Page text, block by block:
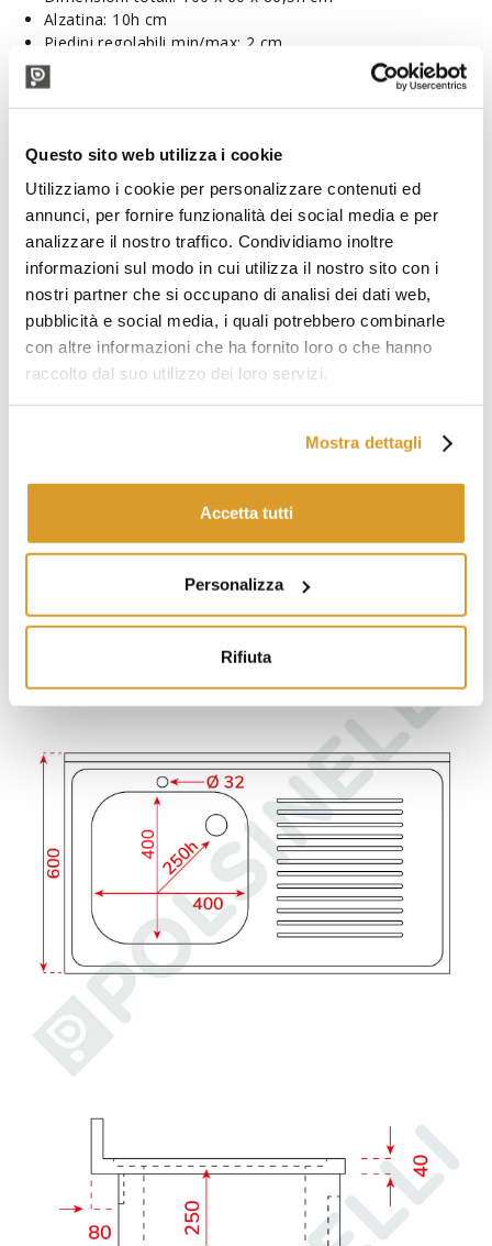
Questo sito web utilizza i cookie
Utilizziamo i cookie per personalizzare contenuti ed
annunci, per fornire funzionalità dei social media e per
analizzare il nostro traffico. Condividiamo inoltre
informazioni sul modo in cui utilizza il nostro sito con i
nostri partner che si occupano di analisi dei dati web,
pubblicità e social media, i quali potrebbero combinarle
con altre informazioni che ha fornito loro o che hanno
raccolto dal suo utilizzo dei loro servizi.
Mostra dettagli
Accetta tutti
Personalizza
Rifiuta
Alzatina: 10h cm
Piedini regolabili min/max: 2 cm
DESCRIZIONE TECNICA